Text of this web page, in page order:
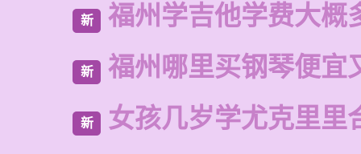
新 福州学吉他学费大概
新 福州哪里买钢琴便宜
新 女孩几岁学尤克里里